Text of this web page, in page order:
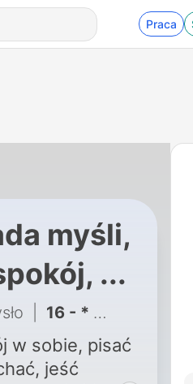
Praca
myśli,
...
16 - * znowu zaczynam nagrywać. trzeba mówić do ludzi [podcast 016]
w sobie, pisać
jeść